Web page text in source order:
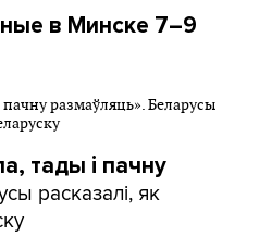
в Минске 7–9
тады і пачну
расказалі, як